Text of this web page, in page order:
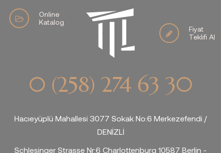
Online
Katalog
Fiyat
Teklifi Al
0 (258) 274 63 30
Hacıeyüplü Mahallesi 3077 Sokak No:6 Merkezefendi /
DENİZLİ
Schlesinger Strasse Nr:6 Charlottenburg 10587 Berlin -